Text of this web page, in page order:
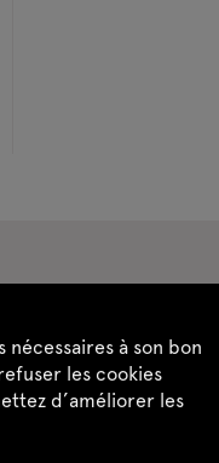
à son bon
les cookies
d’améliorer les
du site